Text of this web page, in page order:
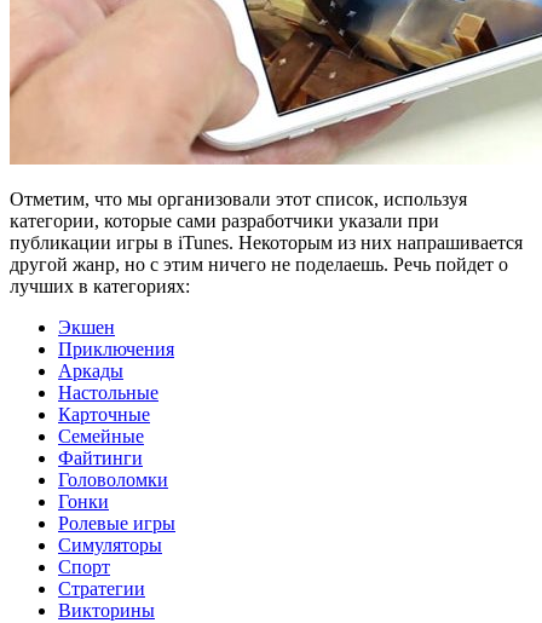
Отметим, что мы организовали этот список, используя
категории, которые сами разработчики указали при
публикации игры в iTunes. Некоторым из них напрашивается
другой жанр, но с этим ничего не поделаешь. Речь пойдет о
лучших в категориях:
Экшен
Приключения
Аркады
Настольные
Карточные
Семейные
Файтинги
Головоломки
Гонки
Ролевые игры
Симуляторы
Спорт
Стратегии
Викторины